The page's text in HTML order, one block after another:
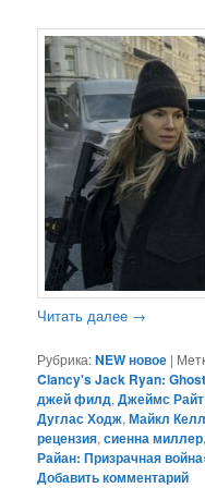
Читать далее →
Рубрика:NEW новое |
Clancy's Jack Ryan:
джей филд,Джеймс Райт
Дуглас Ходж,Майкл
рецензия,сиенна миллер
Райан: Призрачная
Добавить комментарий